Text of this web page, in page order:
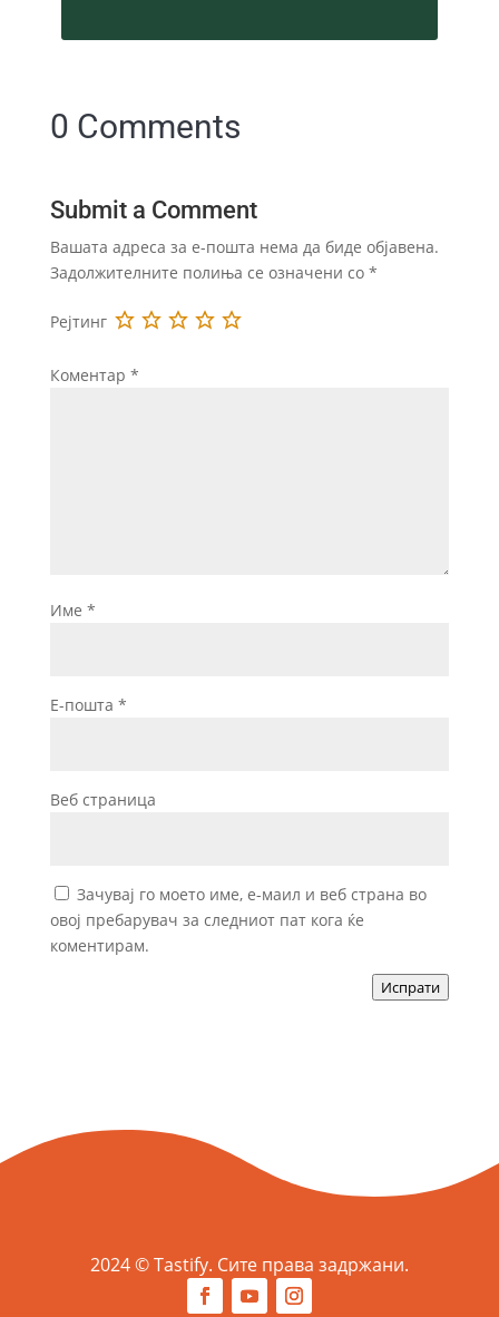
0 Comments
Submit a Comment
Вашата адреса за е-пошта нема да биде објавена.
Задолжителните полиња се означени со *
Рејтинг
Коментар *
Име *
Е-пошта *
Веб страница
Зачувај го моето име, е-маил и веб страна во
овој пребарувач за следниот пат кога ќе
коментирам.
Испрати
2024 © Tastify. Сите права задржани.